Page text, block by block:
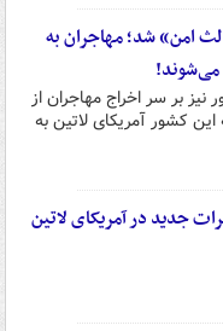
امن» شد؛ مهاجران به
می‌شوند!
نیز بر سر اخراج مهاجران از
این کشور آمریکای لاتین به
جدید در آمریکای لاتین